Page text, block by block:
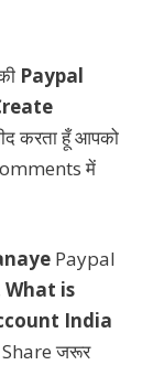
Paypal
करता हूँ आपको
में
Paypal
What is
India
जरूर